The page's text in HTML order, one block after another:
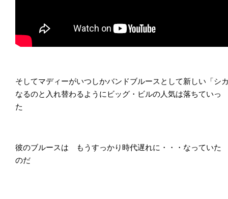
そしてマディーがいつしかバンドブルースとして新しい「シ
なるのと入れ替わるようにビッグ・ビルの人気は落ちていっ
た
彼のブルースは もうすっかり時代遅れに・・・なっていた
のだ